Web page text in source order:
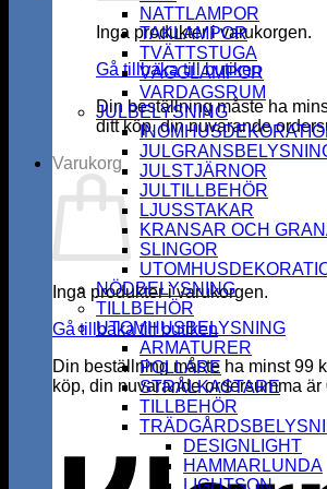
Inga produkter i varukorgen.
Gå tillbaka till butiken
Din beställning måste ha
ditt köp, din nuvarande
Varukorg
Inga produkter i varukorgen.
Gå tillbaka till butiken
Din beställning måste ha minst99
köp, din nuvarande ordersumma är
NATTLAMPOR
TAKLAMPOR
TVÄTTSTUGA
VÄGGLAMPOR
VARDAGSRUM
JULBELYSNING
JULSTJÄRNOR
JULTILLBEHÖR
LJUSSTAKAR
KRANSAR OCH
SLINGOR
NÖDBELYSNING
TILLBEHÖR
UTOMHUSBELYSNING
ARMATURER
POLLARE
STRÅLKASTARE
TILLBEHÖR
DESIGNLIGHT
HAMMARLUNDA
LIGHTSON